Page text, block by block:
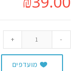
-
+
מועדפים